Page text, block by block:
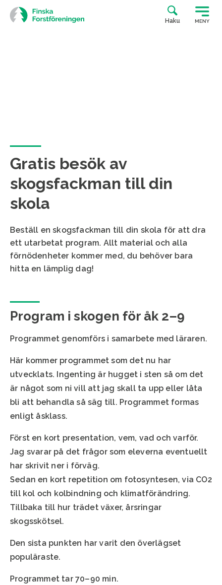
suoraan
sisältöön
Haku MENY
Gratis besök av
skogsfackman till din
skola
Beställ en skogsfackman till din skola för att dra
ett utarbetat program. Allt material och alla
förnödenheter kommer med, du behöver bara
hitta en lämplig dag!
Program i skogen för åk 2–9
Programmet genomförs i samarbete med läraren.
Här kommer programmet som det nu har
utvecklats. Ingenting är hugget i sten så om det
är något som ni vill att jag skall ta upp eller låta
bli att behandla så säg till. Programmet formas
enligt åsklass.
Först en kort presentation, vem, vad och varför.
Jag svarar på det frågor som eleverna eventuellt
har skrivit ner i förväg.
Sedan en kort repetition om fotosyntesen, via CO2
till kol och kolbindning och klimatförändring.
Tillbaka till hur trädet växer, årsringar
skogsskötsel.
Den sista punkten har varit den överlägset
populäraste.
Programmet tar 70–90 min.